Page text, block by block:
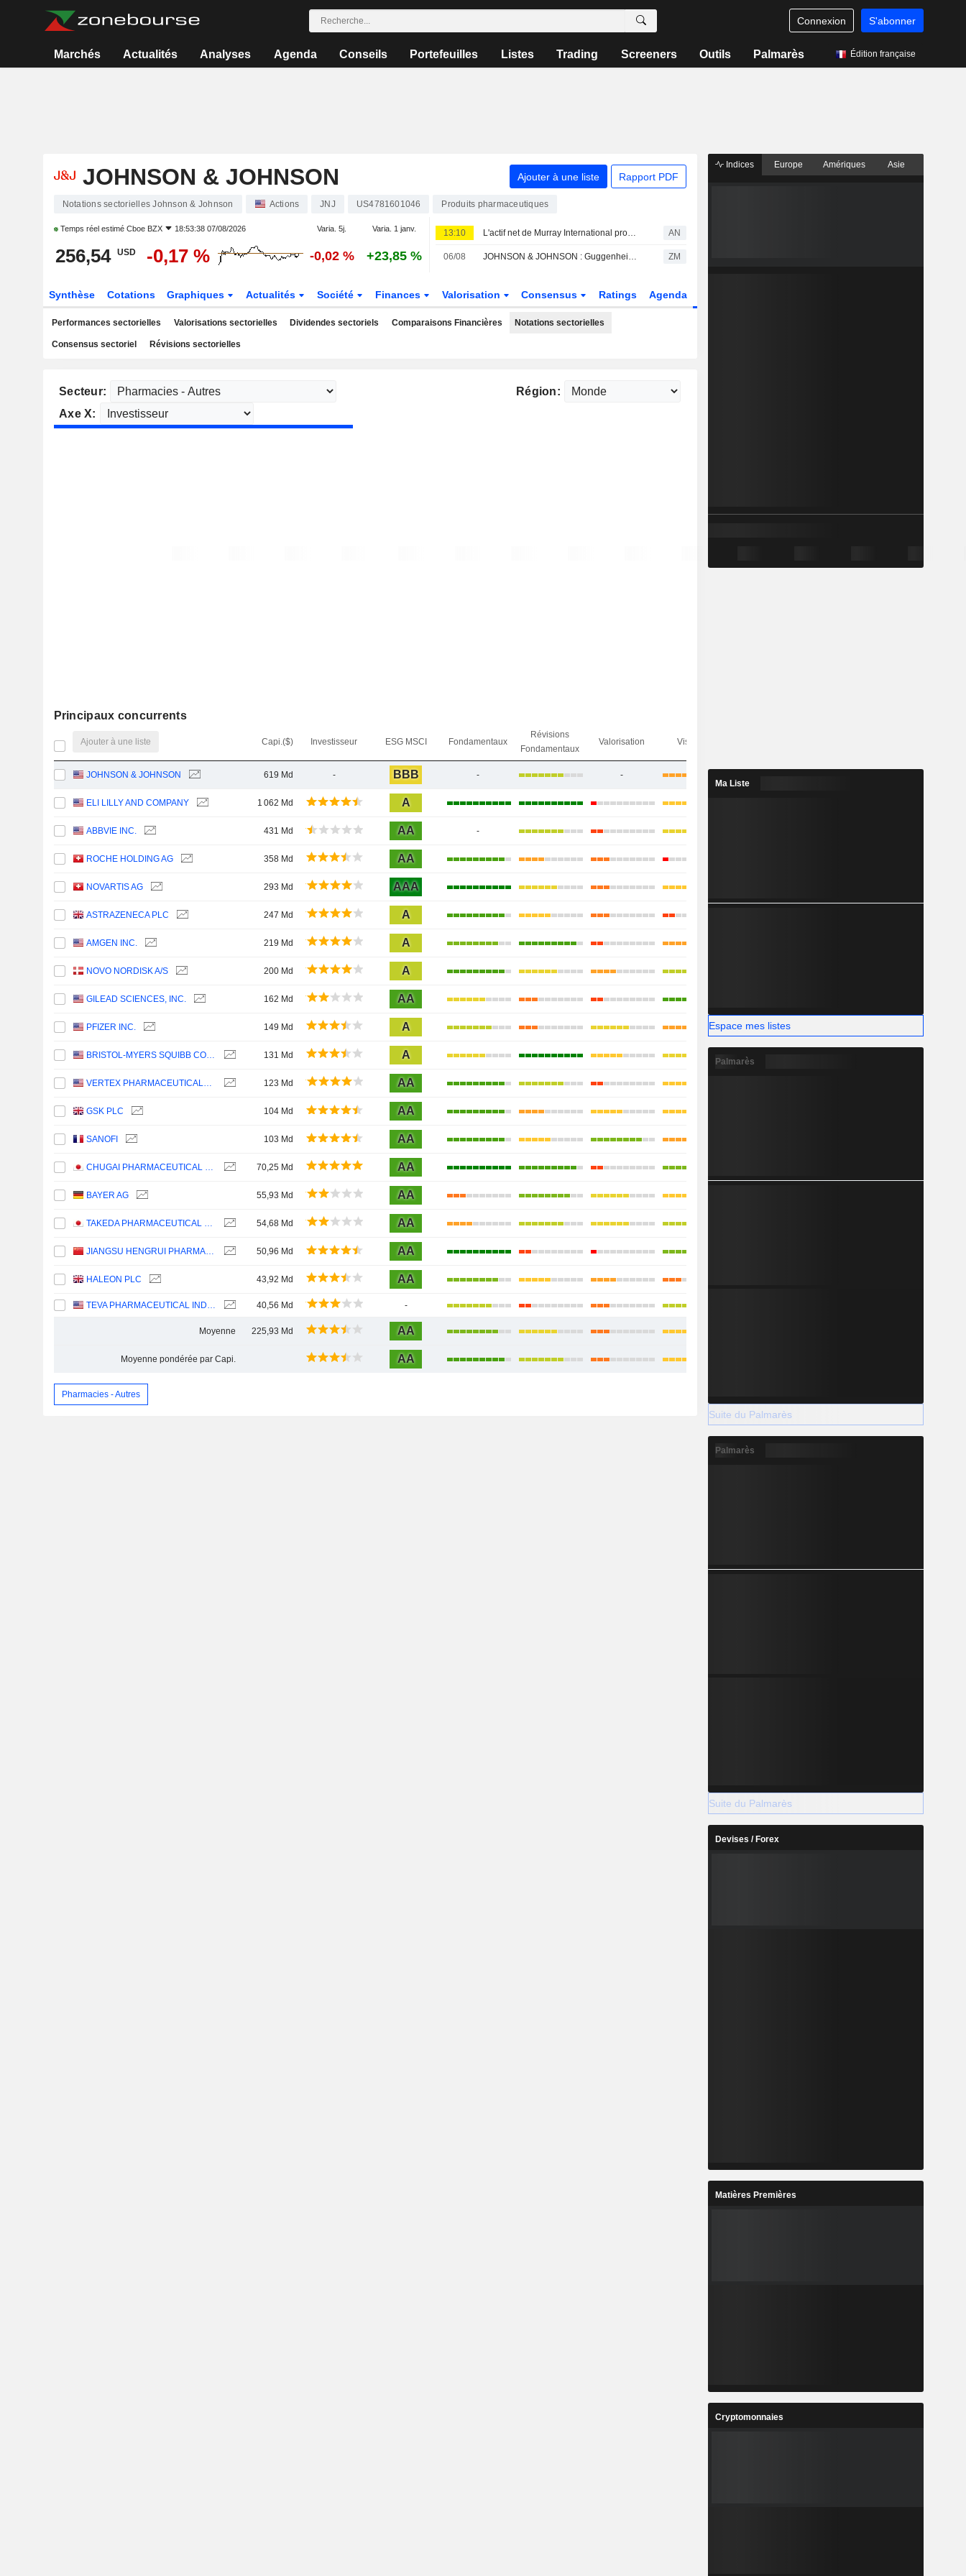
Connexion S'abonner
Marchés Actualités Analyses Agenda Conseils Portefeuilles Listes Trading Screeners Outils Palmarès Édition française
JOHNSON & JOHNSON Ajouter à une liste Rapport PDF
Notations sectorielles Johnson & Johnson Actions JNJ US4781601046 Produits pharmaceutiques
Temps réel estimé Cboe BZX 18:53:38 07/08/2026 Varia. 5j. Varia. 1 janv.
256,54 USD -0,17 % -0,02 % +23,85 %
13:10 L'actif net de Murray International progresse mais la performance reste en deçà de l'indice de référence AN
06/08 JOHNSON & JOHNSON : Guggenheim persiste à l'achat ZM
Synthèse Cotations Graphiques Actualités Société Finances Valorisation Consensus Ratings Agenda
Performances sectorielles Valorisations sectorielles Dividendes sectoriels Comparaisons Financières Notations sectorielles
Consensus sectoriel Révisions sectorielles
Secteur:
Région:
Axe X:
Principaux concurrents
Ajouter à une liste Capi.($) Investisseur ESG MSCI Fondamentaux
Révisions
Fondamentaux
Valorisation Visibilité
JOHNSON & JOHNSON 619 Md - BBB - -
ELI LILLY AND COMPANY 1 062 Md A
ABBVIE INC. 431 Md AA -
ROCHE HOLDING AG 358 Md AA
NOVARTIS AG 293 Md AAA
ASTRAZENECA PLC 247 Md A
AMGEN INC. 219 Md A
NOVO NORDISK A/S 200 Md A
GILEAD SCIENCES, INC. 162 Md AA
PFIZER INC. 149 Md A
BRISTOL-MYERS SQUIBB COMPANY 131 Md A
VERTEX PHARMACEUTICALS INCORPORATED 123 Md AA
GSK PLC 104 Md AA
SANOFI 103 Md AA
CHUGAI PHARMACEUTICAL CO., LTD. 70,25 Md AA
BAYER AG 55,93 Md AA
TAKEDA PHARMACEUTICAL COMPANY LIMITED 54,68 Md AA
JIANGSU HENGRUI PHARMACEUTICALS CO.,LTD 50,96 Md AA
HALEON PLC 43,92 Md AA
TEVA PHARMACEUTICAL INDUSTRIES LIMITED 40,56 Md -
Moyenne 225,93 Md AA
Moyenne pondérée par Capi. AA
Pharmacies - Autres
Indices Europe Amériques Asie
Ma Liste
Espace mes listes
Palmarès
Suite du Palmarès
Palmarès
Suite du Palmarès
Devises / Forex
Matières Premières
Cryptomonnaies